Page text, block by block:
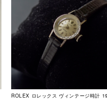
ROLEX ロレックス ヴィンテージ時計